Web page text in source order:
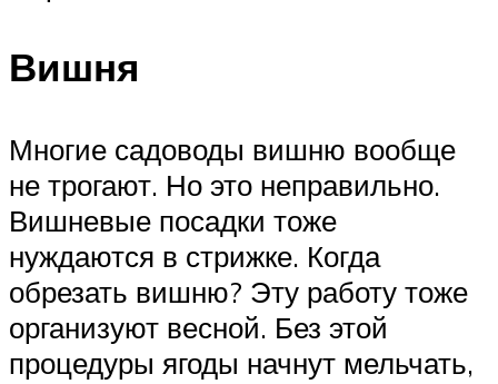
Вишня
Многие садоводы вишню вообще
не трогают. Но это неправильно.
Вишневые посадки тоже
нуждаются в стрижке. Когда
обрезать вишню? Эту работу тоже
организуют весной. Без этой
процедуры ягоды начнут мельчать,